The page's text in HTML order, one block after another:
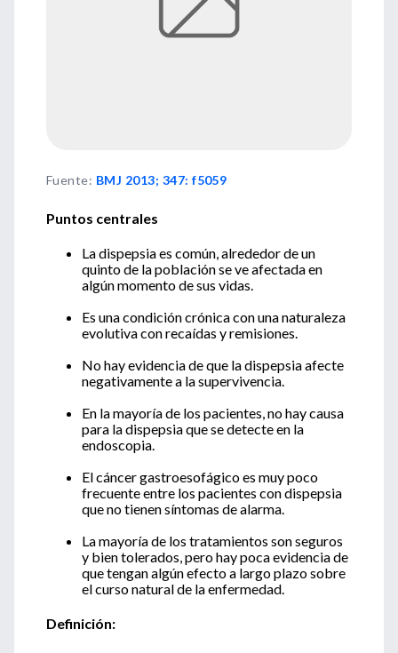
Fuente: BMJ 2013; 347: f5059
Puntos centrales
La dispepsia es común, alrededor de un
quinto de la población se ve afectada en
algún momento de sus vidas.
Es una condición crónica con una naturaleza
evolutiva con recaídas y remisiones.
No hay evidencia de que la dispepsia afecte
negativamente a la supervivencia.
En la mayoría de los pacientes, no hay causa
para la dispepsia que se detecte en la
endoscopia.
El cáncer gastroesofágico es muy poco
frecuente entre los pacientes con dispepsia
que no tienen síntomas de alarma.
La mayoría de los tratamientos son seguros
y bien tolerados, pero hay poca evidencia de
que tengan algún efecto a largo plazo sobre
el curso natural de la enfermedad.
Definición: